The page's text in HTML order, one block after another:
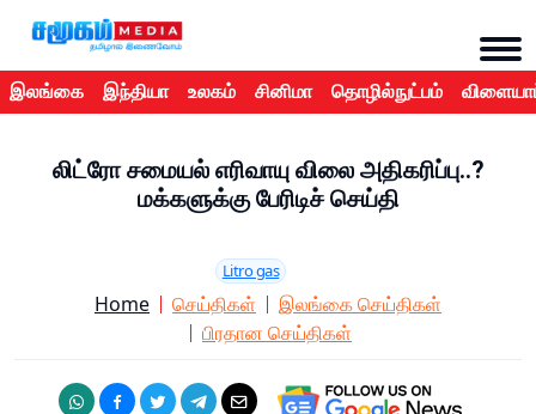
இலங்கை இந்தியா உலகம் சினிமா தொழில்நுட்பம்
லிட்ரோ சமையல் எரிவாயு விலை அதிகரிப்பு..?
மக்களுக்கு பேரிடிச் செய்தி
Litro gas
Home செய்திகள்
இலங்கை செய்திகள்
பிரதான செய்திகள்